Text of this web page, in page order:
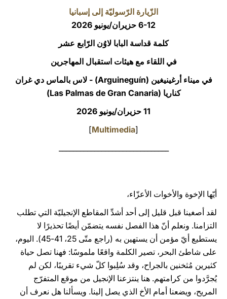
中文
LATINE
الزّيارة الرّسوليّة إلى إسبانيا
6-12 حزيران/يونيو 2026
كلمة قداسة البابا لاوُن الرّابع عشر
في اللقاء مع هيئات استقبال المهاجرين
في ميناء أرغينيغين (Arguineguín) - لاس بالماس دي غران
كناريا (Las Palmas de Gran Canaria)
11 حزيران/يونيو 2026
[
Multimedia
]
أيّها الإخوة والأخوات الأعزّاء،
لقد أصغينا قبل قليل إلى أحد أشدِّ المقاطع الإنجيليّة التي تطلب
التزامنا. ونعلم أنّ هذا الفصل نفسه يتضمّن أيضًا تحذيرًا لا
يستطيع أيّ مؤمن أن يستهين به (راجع متّى 25، 41-45). اليوم،
على شاطئ البحر، تصير الكلمة واقعًا ملموسًا: فهنا تصل حياة
كثيرين مُثخنين بالجراح، وقد سُلِبوا كلّ شيء تقريبًا، لكن لم
يُجرَّدوا من كرامتهم. هنا ينتزعنا الإنجيل من موقع المتفرّج
المريح، ويضعنا أمام الأخ الذي يصل إلينا. ويسألنا هل نعرف أن